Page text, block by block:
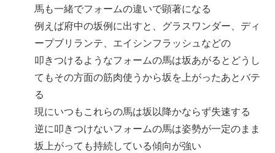
馬も一緒でフォームの違いで顕著になる
例えば府中の坂例に出すと、グラスワンダー、ディ
ープブリランテ、エイシンフラッシュなどの
叩きつけるようなフォームの馬は坂あがるとどうし
てもその方面の筋肉使うから坂を上がったあとバテ
る
現にいつもこれらの馬は坂以降かならず失速する
逆に叩きつけないフォームの馬は姿勢が一定のまま
坂上がっても持続している傾向が強い